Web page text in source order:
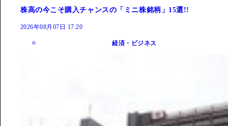
株高の今こそ購入チャンスの「ミニ株銘柄」15選!!
2026年08月07日 17:20
経済・ビジネス